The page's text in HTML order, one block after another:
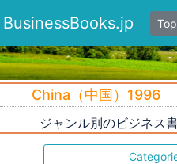
BusinessBooks.jp Top
China（中国）1996
ジャンル別のビジネス